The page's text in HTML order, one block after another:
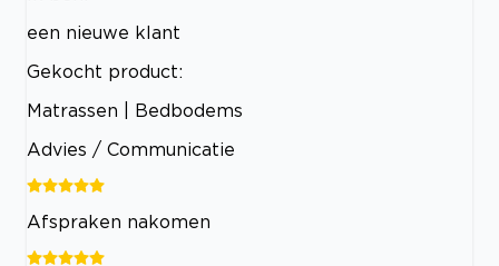
een nieuwe klant
Gekocht product:
Matrassen | Bedbodems
Advies / Communicatie
Afspraken nakomen